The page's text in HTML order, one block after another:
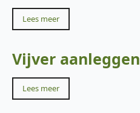
Lees meer
Vijver aanleggen
Lees meer